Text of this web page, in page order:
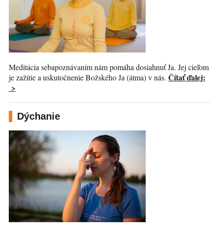
Meditácia sebapoznávaním nám pomáha dosiahnuť Ja. Jej cieľom
je zažitie a uskutočnenie Božského Ja (átma) v nás. Čítať ďalej:
>
Dýchanie